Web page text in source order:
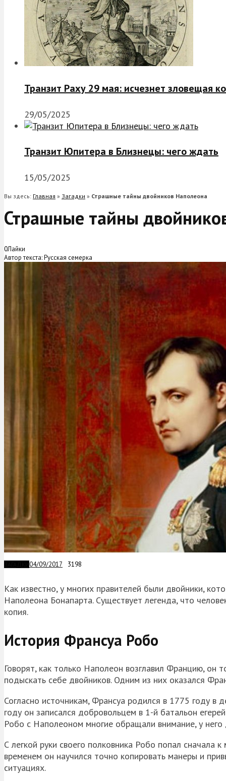
Транзит Раху 29 мая: исчезнет зловещая
29/05/2025
Транзит Юпитера в Близнецы: чего ждать
15/05/2025
Вы здесь: Главная » Загадки » Страшные тайны двойников Наполеона
Страшные тайны
0Лайки
Автор текста: Русская семерка
04/09/2017 3198
Как известно, у многих правителей были двойники,
Наполеона Бонапарта. Существует легенда, что
копия.
История Франсуа Робо
Говорят, как только Наполеон возглавил Францию, он
подыскать себе двойников. Одним из них оказался
Согласно источникам, Франсуа родился в 1775 году
году он записался добровольцем в 1-й батальон
Робо с Наполеоном многие обращали внимание, у
С легкой руки своего полковника Робо попал
временем он научился точно копировать манеры и
ситуациях.